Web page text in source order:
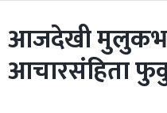
आजदेखी मुलुकभर
आचारसंहिता